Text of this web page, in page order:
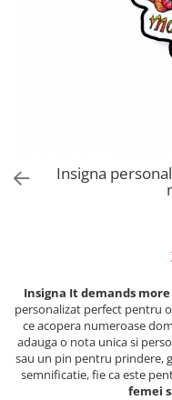
Print personalizat
Semne de Carte
Articole pentru copii
Puzzle
Stickere
Insigna
Insigna It demands
personalizat perfect pentru
ce acopera numeroase
adauga o nota unica si
sau un pin pentru prindere,
semnificatie, fie ca este
femei